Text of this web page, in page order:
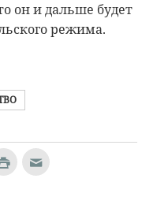
он и дальше будет
режима.